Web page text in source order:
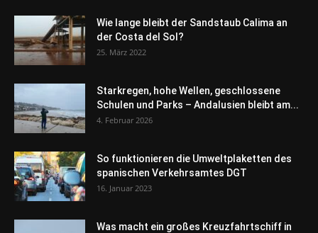
Wie lange bleibt der Sandstaub Calima an
der Costa del Sol?
25. März 2022
Starkregen, hohe Wellen, geschlossene
Schulen und Parks – Andalusien bleibt am...
4. Februar 2026
So funktionieren die Umweltplaketten des
spanischen Verkehrsamtes DGT
16. Januar 2023
Was macht ein großes Kreuzfahrtschiff in